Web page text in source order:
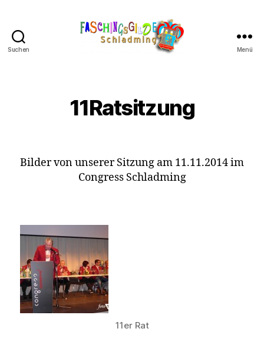
Suchen Menü
11Ratsitzung
Bilder von unserer Sitzung am 11.11.2014 im
Congress Schladming
11er Rat